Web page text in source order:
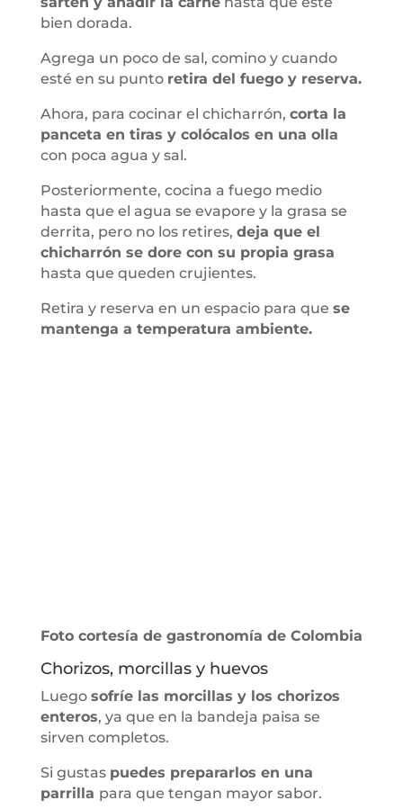
bien dorada.
Agrega un poco de sal, comino y cuando
esté en su punto retira del fuego y reserva.
Ahora, para cocinar el chicharrón, corta la
panceta en tiras y colócalos en una olla
con poca agua y sal.
Posteriormente, cocina a fuego medio
hasta que el agua se evapore y la grasa se
derrita, pero no los retires, deja que el
chicharrón se dore con su propia grasa
hasta que queden crujientes.
Retira y reserva en un espacio para que se
mantenga a temperatura ambiente.
Foto cortesía de gastronomía de Colombia
Chorizos, morcillas y huevos
Luego sofríe las morcillas ylos chorizos
enteros, ya que en la bandeja paisa se
sirven completos.
Si gustas puedes prepararlos en una
parrilla para que tengan mayor sabor.